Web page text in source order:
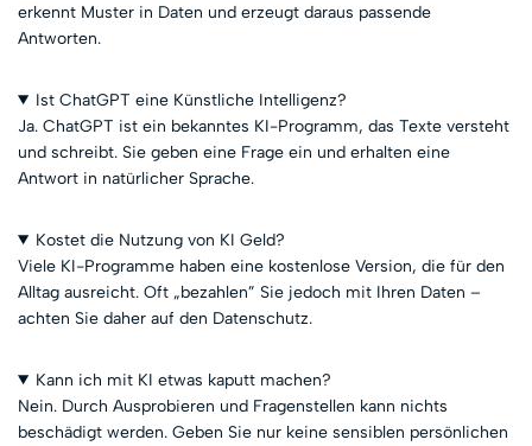
erkennt Muster in Daten und erzeugt daraus passende
Antworten.
Ist ChatGPT eine Künstliche Intelligenz?
Ja. ChatGPT ist ein bekanntes KI-Programm, das Texte versteht
und schreibt. Sie geben eine Frage ein und erhalten eine
Antwort in natürlicher Sprache.
Kostet die Nutzung von KI Geld?
Viele KI-Programme haben eine kostenlose Version, die für den
Alltag ausreicht. Oft „bezahlen” Sie jedoch mit Ihren Daten –
achten Sie daher auf den Datenschutz.
Kann ich mit KI etwas kaputt machen?
Nein. Durch Ausprobieren und Fragenstellen kann nichts
beschädigt werden. Geben Sie nur keine sensiblen persönlichen